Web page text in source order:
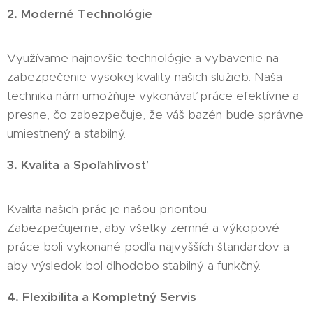
2. Moderné Technológie
Využívame najnovšie technológie a vybavenie na
zabezpečenie vysokej kvality našich služieb. Naša
technika nám umožňuje vykonávať práce efektívne a
presne, čo zabezpečuje, že váš bazén bude správne
umiestnený a stabilný.
3. Kvalita a Spoľahlivosť
Kvalita našich prác je našou prioritou.
Zabezpečujeme, aby všetky zemné a výkopové
práce boli vykonané podľa najvyšších štandardov a
aby výsledok bol dlhodobo stabilný a funkčný.
4. Flexibilita a Kompletný Servis